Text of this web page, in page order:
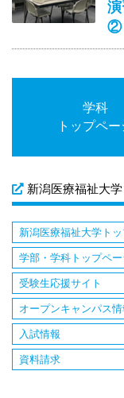
②
学科
トップペー
新潟医療福祉大
新潟医療福祉大学ト
学部・学科トップペー
受験生応援サイト
オープンキャンパス情
入試情報
資料請求